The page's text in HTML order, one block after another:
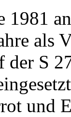
1981
als
der S
und